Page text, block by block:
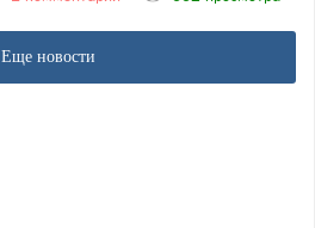
Еще новости